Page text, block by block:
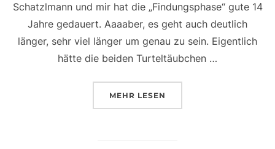
Schatzlmann und mir hat die „Findungsphase“ gute 14
Jahre gedauert. Aaaaber, es geht auch deutlich
länger, sehr viel länger um genau zu sein. Eigentlich
hätte die beiden Turteltäubchen …
MEHR ÜBER „EINE HOCHZEIT KANN
LESEN